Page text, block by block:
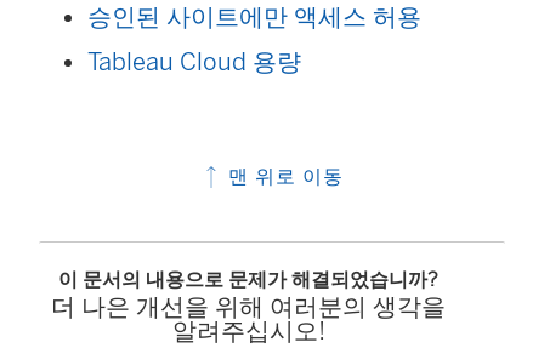
승인된 사이트에만 액세스 허용
Tableau Cloud 용량
맨 위로 이동
이 문서의 내용으로 문제가 해결되었습니까?
더 나은 개선을 위해 여러분의 생각을
알려주십시오!